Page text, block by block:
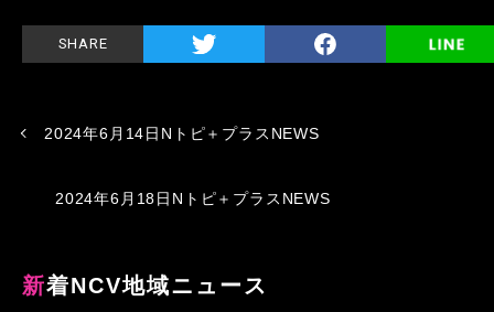
SHARE
2024年6月14日Nトピ＋プラスNEWS
2024年6月18日Nトピ＋プラスNEWS
新着NCV地域ニュース